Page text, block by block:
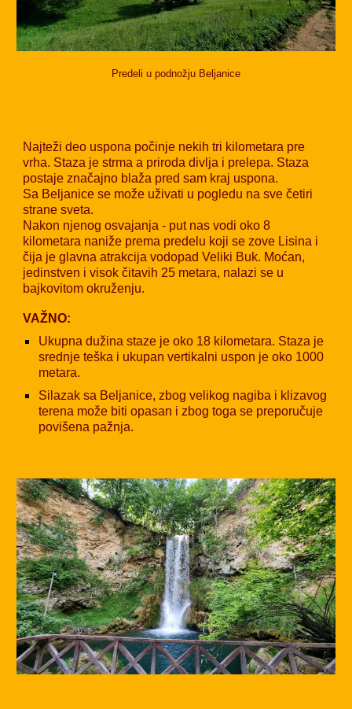
Predeli u podnožju Beljanice
Najteži deo uspona počinje nekih tri kilometara pre
vrha. Staza je strma a priroda divlja i prelepa. Staza
postaje značajno blaža pred sam kraj uspona.
Sa Beljanice se može uživati u pogledu na sve četiri
strane sveta.
Nakon njenog osvajanja - put nas vodi oko 8
kilometara naniže prema predelu koji se zove Lisina i
čija je glavna atrakcija vodopad Veliki Buk. Moćan,
jedinstven i visok čitavih 25 metara, nalazi se u
bajkovitom okruženju.
VAŽNO:
Ukupna dužina staze je oko 18 kilometara. Staza je
srednje teška i ukupan vertikalni uspon je oko 1000
metara.
Silazak sa Beljanice, zbog velikog nagiba i klizavog
terena može biti opasan i zbog toga se preporučuje
povišena pažnja.